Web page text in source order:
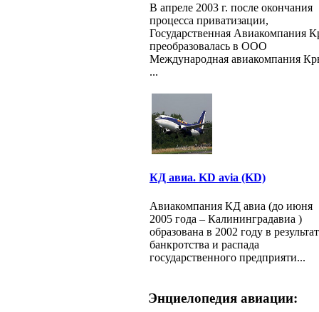
В апреле 2003 г. после окончания
процесса приватизации,
Государственная Авиакомпания
преобразовалась в ООО
Международная авиакомпания
...
КД авиа. KD avia (KD)
Авиакомпания КД авиа (до июня
2005 года – Калининградавиа )
образована в 2002 году в
банкротства и распада
государственного предприяти...
Энциелопедия авиации: